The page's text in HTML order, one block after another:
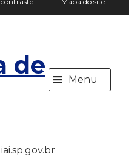
de ≡ Menu